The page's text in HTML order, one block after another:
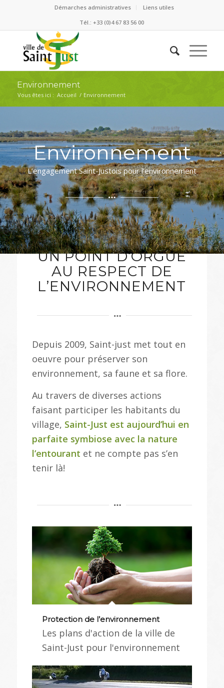
Démarches administratives
Liens utiles
Tél.: +33 (0)4 67 83 56 00
Environnement
Vous êtes ici : Accueil / Environnement
Environnement
L’engagement Saint-Justois pour l’environnement
UN POINT D‘ORGUE
AU RESPECT DE
L’ENVIRONNEMENT
Depuis 2009, Saint-just met tout en
oeuvre pour préserver son
environnement, sa faune et sa flore.
Au travers de diverses actions
faisant participer les habitants du
village, Saint-Just est aujourd’hui en
parfaite symbiose avec la nature
l’entourant et ne compte pas s’en
tenir là!
Protection de l’environnement
Les plans d'action de la ville de
Saint-Just pour l'environnement